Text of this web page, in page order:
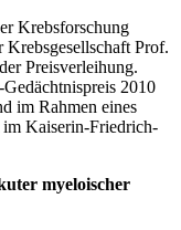
Krebsforschung
Krebsgesellschaft Prof.
Preisverleihung.
2010
im Rahmen eines
im Kaiserin-Friedrich-
myeloischer